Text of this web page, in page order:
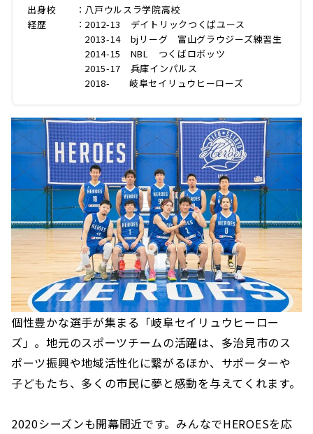
出身校 ：八戸ウルスラ学院高校
経歴 ：2012-13 デイトリックつくばユース
2013-14 bjリーグ 富山グラウジーズ練習生
2014-15 NBL つくばロボッツ
2015-17 兵庫インパルス
2018- 岐阜セイリュウヒーローズ
個性豊かな選手が集まる「岐阜セイリュウヒーロー
ズ」。地元のスポーツチームの活躍は、多治見市のス
ポーツ振興や地域活性化に繋がるほか、サポーターや
子どもたち、多くの市民に夢と感動を与えてくれます。
2020シーズンも開幕間近です。みんなでHEROESを応